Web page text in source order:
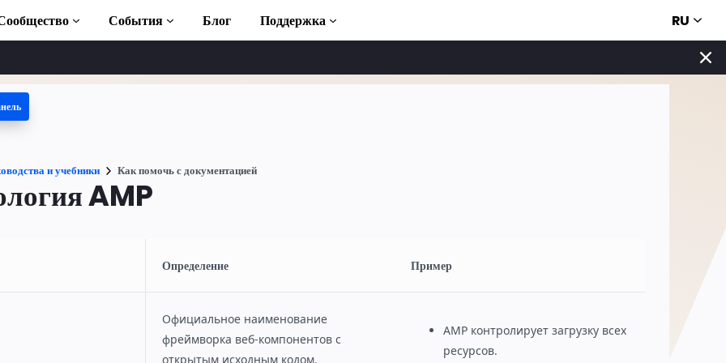
AMP
AMP
to AMP
курсы по
События Блог Поддержка RU
и учебники Как помочь с документацией
AMP
Определение Пример
Официальное наименование
фреймворка веб-компонентов с
открытым исходным кодом.
AMP контролирует загрузку всех
ресурсов.